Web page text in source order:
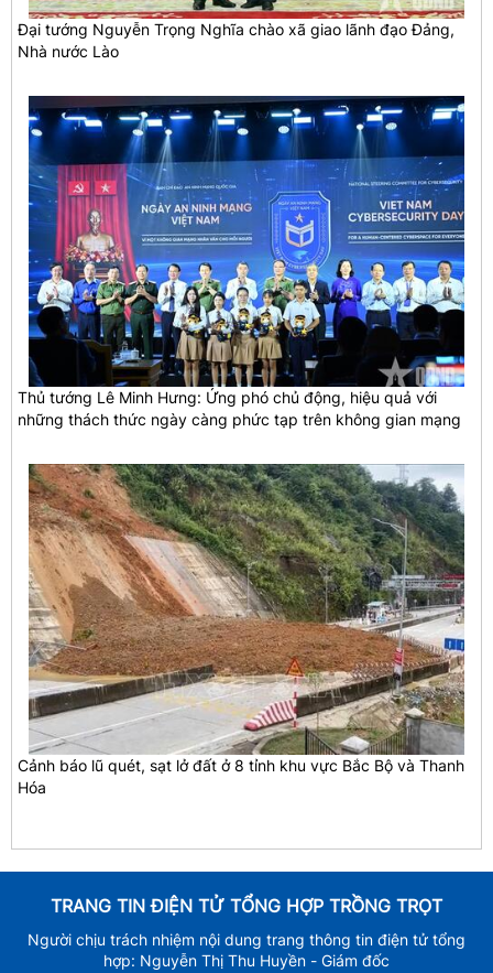
Đại tướng Nguyễn Trọng Nghĩa chào xã giao lãnh đạo Đảng,
Nhà nước Lào
Thủ tướng Lê Minh Hưng: Ứng phó chủ động, hiệu quả với
những thách thức ngày càng phức tạp trên không gian mạng
Cảnh báo lũ quét, sạt lở đất ở 8 tỉnh khu vực Bắc Bộ và Thanh
Hóa
TRANG TIN ĐIỆN TỬ TỔNG HỢP TRỒNG TRỌT
Người chịu trách nhiệm nội dung trang thông tin điện tử tổng
hợp: Nguyễn Thị Thu Huyền - Giám đốc